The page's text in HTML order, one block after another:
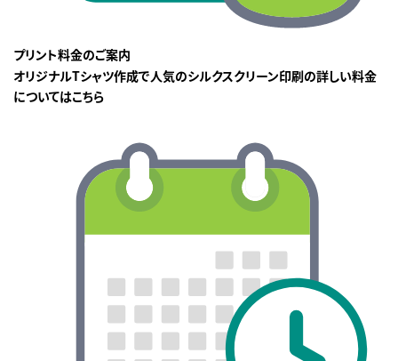
プリント料金のご案内
オリジナルTシャツ作成で人気のシルクスクリーン印刷の詳しい料金
についてはこちら